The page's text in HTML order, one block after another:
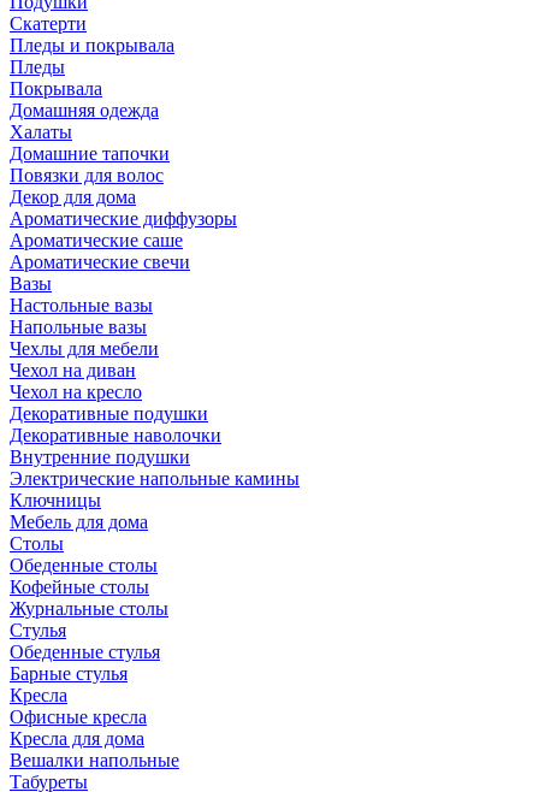
Скатерти
Пледы и покрывала
Пледы
Покрывала
Домашняя одежда
Халаты
Домашние тапочки
Повязки для волос
Декор для дома
Ароматические диффузоры
Ароматические саше
Ароматические свечи
Вазы
Настольные вазы
Напольные вазы
Чехлы для мебели
Чехол на диван
Чехол на кресло
Декоративные подушки
Декоративные наволочки
Внутренние подушки
Электрические напольные камины
Ключницы
Мебель для дома
Столы
Обеденные столы
Кофейные столы
Журнальные столы
Стулья
Обеденные стулья
Барные стулья
Кресла
Офисные кресла
Кресла для дома
Вешалки напольные
Табуреты